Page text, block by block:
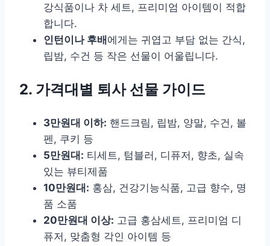
강식품이나 차 세트, 프리미엄 아이템이 적합
합니다.
인턴이나 후배에게는 귀엽고 부담 없는 간식,
립밤, 수건 등 작은 선물이 어울립니다.
2. 가격대별 퇴사 선물 가이드
3만원대 이하: 핸드크림, 립밤, 양말, 수건, 볼
펜, 쿠키 등
5만원대: 티세트, 텀블러, 디퓨저, 향초, 실속
있는 뷰티제품
10만원대: 홍삼, 건강기능식품, 고급 향수, 명
품 소품
20만원대 이상: 고급 홍삼세트, 프리미엄 디
퓨저, 맞춤형 각인 아이템 등